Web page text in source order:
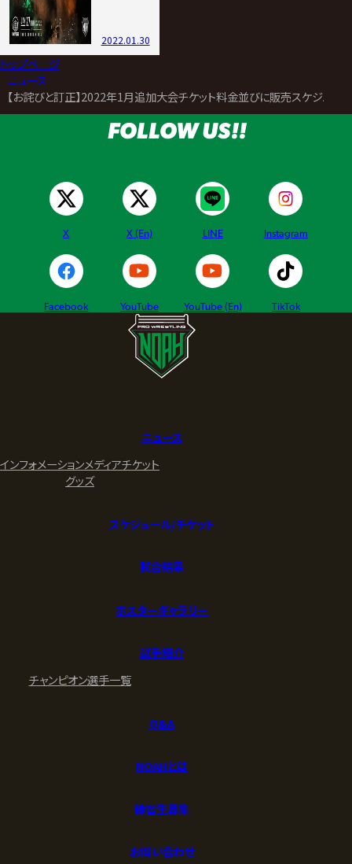
2022.01.30
トップページ
ニュース
【お詫びと訂正】2022年1月追加大会チケット料金並びに販売スケジュー
FOLLOW US!!
X X (En) LINE Instagram
Facebook YouTube YouTube (En) TikTok
ニュース
インフォメーションメディアチケット
グッズ
スケジュール/チケット
試合結果
ポスターギャラリー
選手紹介
チャンピオン選手一覧
Q&A
NOAHとは
練習生募集
お問い合わせ